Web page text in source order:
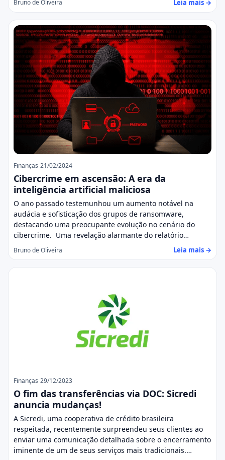
Bruno de Oliveira Leia mais →
Finanças 21/02/2024
Cibercrime em ascensão: A era da
inteligência artificial maliciosa
O ano passado testemunhou um aumento notável na
audácia e sofisticação dos grupos de ransomware,
destacando uma preocupante evolução no cenário do
cibercrime. Uma revelação alarmante do relatório…
Bruno de Oliveira Leia mais →
Finanças 29/12/2023
O fim das transferências via DOC: Sicredi
anuncia mudanças!
A Sicredi, uma cooperativa de crédito brasileira
respeitada, recentemente surpreendeu seus clientes ao
enviar uma comunicação detalhada sobre o encerramento
iminente de um de seus serviços mais tradicionais.…